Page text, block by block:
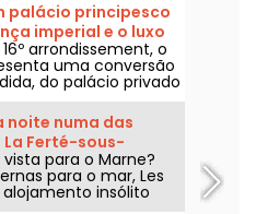
palácio principesco
imperial e o luxo
arrondissement, o
uma conversão
do palácio privado
para um hotel
Histórico e
noite numa das
Ferté-sous-
para o Marne?
para o mar, Les
alojamento insólito
lhe a possibilidade de